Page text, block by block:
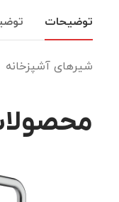
توضیحات
شیرهای آشپزخانه